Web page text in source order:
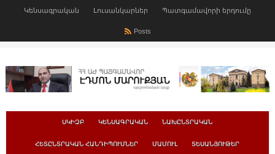
Կենսագրական Լուսանկարներ Պատգամավորի երդումը
Posts
ՍԿԻԶԲ ԿԵՆՍԱԳՐԱԿԱՆ ՆԱԽԸՆՏՐԱԿԱՆ
ՀԵՏԸՆՏՐԱԿԱՆ ՀԱՆԴԻՊՈՒՄՆԵՐ ՄԱՄՈՒԼ ՏԵՍԱՆՅՈՒԹԵՐ